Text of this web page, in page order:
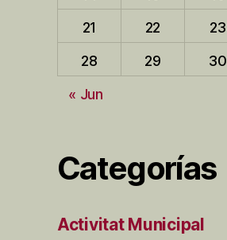
21
22 23
28
29 30
« Jun
Categorías
Activitat Municipal